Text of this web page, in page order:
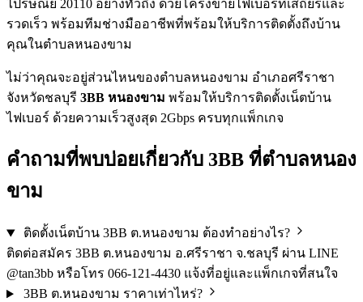
ไปรษณีย์ 20110 อย่างทั่วถึง ด้วยโครงข่ายไฟเบอร์ที่เสถียรและ
รวดเร็ว พร้อมทีมช่างมืออาชีพที่พร้อมให้บริการติดตั้งถึงบ้าน
คุณในตำบลหนองขาม
ไม่ว่าคุณจะอยู่ส่วนไหนของตำบลหนองขาม อำเภอศรีราชา
จังหวัดชลบุรี 3BB หนองขาม พร้อมให้บริการติดตั้งเน็ตบ้าน
ไฟเบอร์ ด้วยความเร็วสูงสุด 2Gbps ครบทุกแพ็กเกจ
คำถามที่พบบ่อยเกี่ยวกับ 3BB ที่ตำบลหนอง
ขาม
ติดตั้งเน็ตบ้าน 3BB ต.หนองขาม ต้องทำอย่างไร?
ติดต่อสมัคร 3BB ต.หนองขาม อ.ศรีราชา จ.ชลบุรี ผ่าน LINE
@tan3bb หรือโทร 066-121-4430 แจ้งที่อยู่และแพ็กเกจที่สนใจ
3BB ต.หนองขาม ราคาเท่าไหร่?